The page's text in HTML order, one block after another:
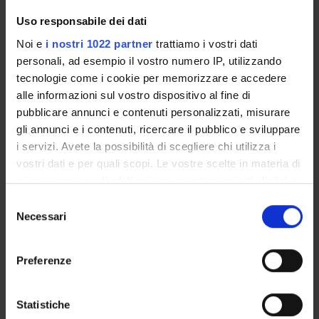
Uso responsabile dei dati
Noi e i nostri 1022 partner trattiamo i vostri dati
personali, ad esempio il vostro numero IP, utilizzando
tecnologie come i cookie per memorizzare e accedere
alle informazioni sul vostro dispositivo al fine di
pubblicare annunci e contenuti personalizzati, misurare
gli annunci e i contenuti, ricercare il pubblico e sviluppare
i servizi. Avete la possibilità di scegliere chi utilizza i
vostri dati e per quali scopi. Le vostre scelte in materia di
privacy sono applicabili solo su questa proprietà digitale
modificare o revocare il proprio consenso in qualsiasi
momento dalla Dichiarazione sui cookie o facendo clic
raccogliere informazioni sulla tua posizione
delNecessari
Preferenze
Statistiche
Overview
Enrolment Procedures and Admission Requirements
Degree Programme
Courses
Notices
Governing bodies
Rete formativa
COURSES
TRAINING